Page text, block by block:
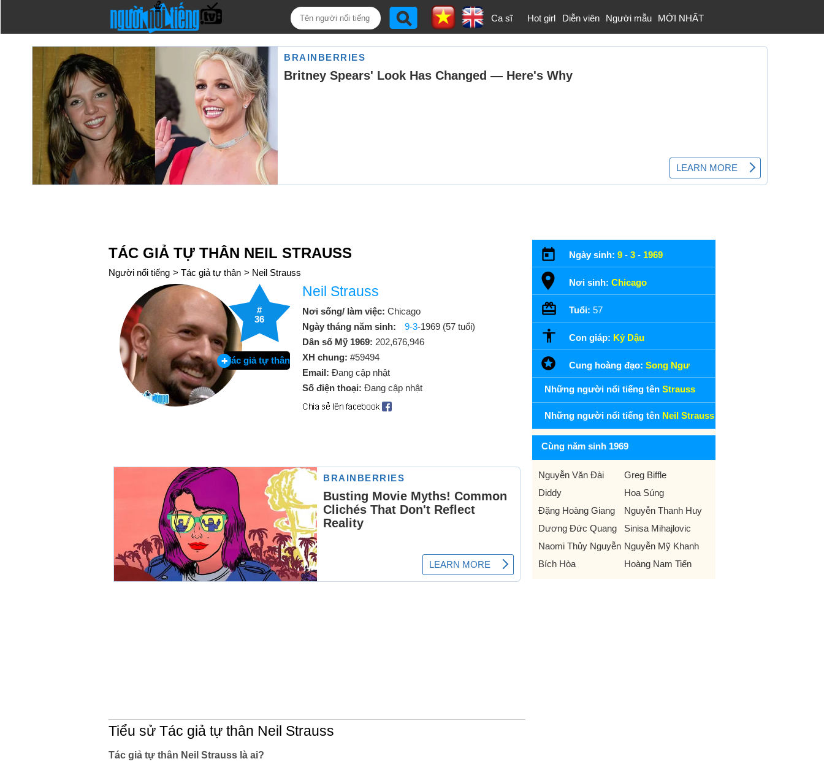
Ca sĩ Hot girl Diễn viên Người mẫu MỚI NHẤT
TÁC GIẢ TỰ THÂN NEIL STRAUSS
Người nổi tiếng > Tác giả tự thân > Neil Strauss
#
36
Tác giả tự thân
Neil Strauss
Nơi sống/ làm việc: Chicago
Ngày tháng năm sinh:
9-3-1969 (57 tuổi)
Dân số Mỹ 1969: 202,676,946
XH chung: #59494
Email: Đang cập nhật
Số điện thoại: Đang cập nhật
Tiểu sử Tác giả tự thân Neil Strauss
Tác giả tự thân Neil Strauss là ai?
Ngày sinh: 9 - 3 - 1969
Nơi sinh: Chicago
Tuổi: 57
Con giáp: Kỷ Dậu
Cung hoàng đạo: Song Ngư
Những người nổi tiếng tên Strauss
Những người nổi tiếng tên Neil Strauss
Cùng năm sinh 1969
Nguyễn Văn Đài
Greg Biffle
Diddy
Hoa Súng
Đặng Hoàng Giang
Nguyễn Thanh Huy
Dương Đức Quang
Sinisa Mihajlovic
Naomi Thủy Nguyễn Nguyễn Mỹ Khanh
Bích Hòa
Hoàng Nam Tiến